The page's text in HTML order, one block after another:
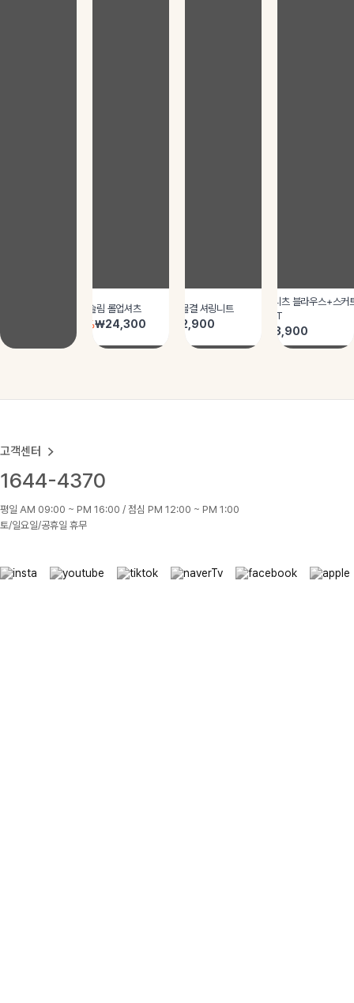
고객센터
1644-4370
평일 AM 09:00 ~ PM 16:00 / 점심 PM 12:00 ~ PM 1:00
토/일요일/공휴일 휴무